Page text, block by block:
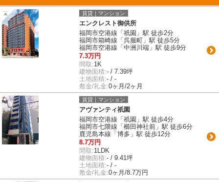
賃貸｜マンション
エンクレスト御供所
福岡市空港線「祇園」駅 徒歩2分
福岡市箱崎線「呉服町」駅 徒歩5分
福岡市空港線「中洲川端」駅 徒歩9分
7.3万円
間取:1K
建物面積:- / 7.39坪
土地面積:- / -
敷金/礼金:0ヶ月/2ヶ月
賃貸｜マンション
アヴァンティ祇園
福岡市空港線「祇園」駅 徒歩4分
福岡市七隈線「櫛田神社前」駅 徒歩6分
鹿児島本線「博多」駅 徒歩12分
8.7万円
間取:1LDK
建物面積:- / 9.41坪
土地面積:- / -
敷金/礼金:0ヶ月/8.7万円